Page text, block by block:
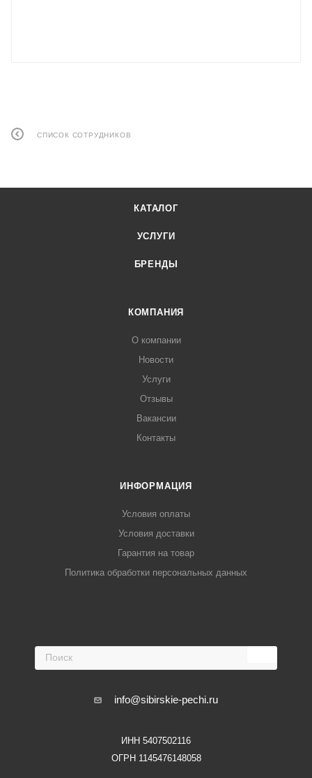
СПИСОК СОТРУДНИКОВ
КАТАЛОГ
УСЛУГИ
БРЕНДЫ
КОМПАНИЯ
О компании
Новости
Услуги
Отзывы
Вакансии
Контакты
ИНФОРМАЦИЯ
Условия оплаты
Условия доставки
Гарантия на товар
Политика обработки персональных данных
info@sibirskie-pechi.ru
ИНН 5407502116
ОГРН 1145476148058